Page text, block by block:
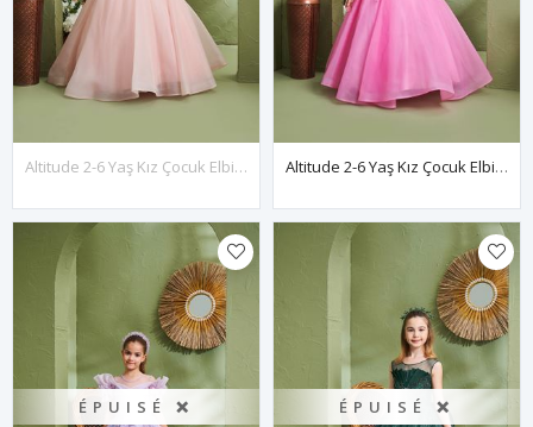
Altitude 2-6 Yaş Kız Çocuk Elbise 20159 Somon Altitude 2-6 Yaş Kız Çocuk Elbise 20159 Pembe
ÉPUISÉ ❌ ÉPUISÉ ❌